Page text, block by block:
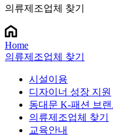
의류제조업체 찾기
Home
의류제조업체 찾기
시설이용
디자이너 성장 지원
동대문 K-패션 브랜
의류제조업체 찾기
교육안내